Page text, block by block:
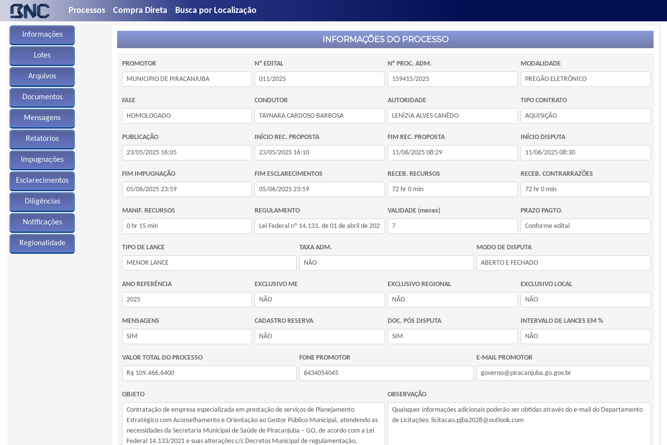
Processos Compra Direta Busca por Localização
Informações
Lotes
Arquivos
Documentos
Mensagens
Relatórios
Impugnações
Esclarecimentos
Diligências
Notificações
Regionalidade
INFORMAÇÕES DO PROCESSO
PROMOTOR Nº EDITAL Nº PROC. ADM. MODALIDADE
FASE CONDUTOR AUTORIDADE TIPO CONTRATO
PUBLICAÇÃO INÍCIO REC. PROPOSTA FIM REC. PROPOSTA INÍCIO DISPUTA
FIM IMPUGNAÇÃO FIM ESCLARECIMENTOS RECEB. RECURSOS RECEB. CONTRARRAZÕES
MANIF. RECURSOS REGULAMENTO VALIDADE (meses) PRAZO PAGTO.
TIPO DE LANCE TAXA ADM. MODO DE DISPUTA
ANO REFERÊNCIA EXCLUSIVO ME EXCLUSIVO REGIONAL EXCLUSIVO LOCAL
MENSAGENS CADASTRO RESERVA DOC. PÓS DISPUTA INTERVALO DE LANCES EM %
VALOR TOTAL DO PROCESSO FONE PROMOTOR E-MAIL PROMOTOR
OBJETO OBSERVAÇÃO